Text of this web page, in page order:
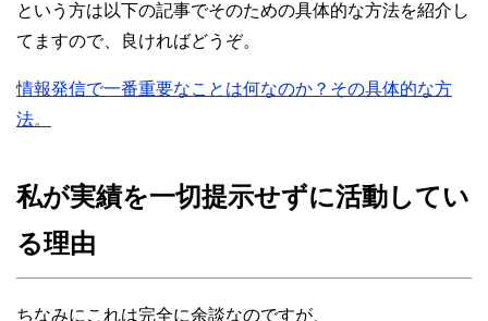
という方は以下の記事でそのための具体的な方法を紹介し
てますので、良ければどうぞ。
情報発信で一番重要なことは何なのか？その具体的な方
法。
私が実績を一切提示せずに活動してい
る理由
ちなみにこれは完全に余談なのですが、